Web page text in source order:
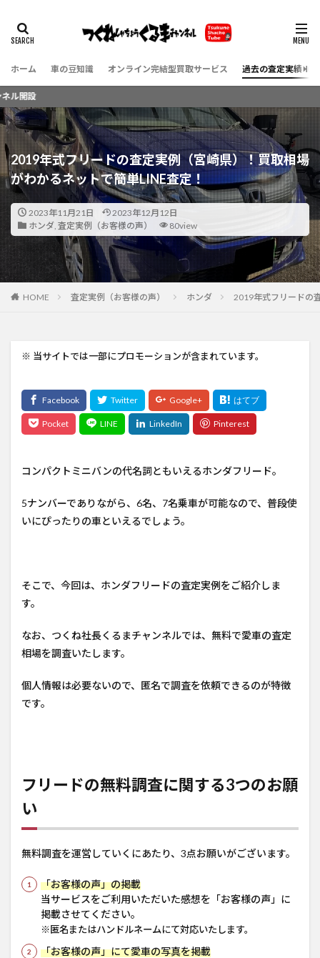
ホーム 車の豆知識 オンライン完結型買取サービス 過去の査定実績（
2019年式フリードの査定実例（宮崎県）！買取相場
がわかるネットで簡単LINE査定！
2023年11月21日
2023年12月12日
ホンダ, 査定実例（お客様の声） 80view
HOME 査定実例（お客様の声） ホンダ 2019年式フリードの
※ 当サイトでは一部にプロモーションが含まれています。
コンパクトミニバンの代名詞ともいえるホンダフリード。
5ナンバーでありながら、6名、7名乗車が可能なので、普段使
いにぴったりの車といえるでしょう。
そこで、今回は、ホンダフリードの査定実例をご紹介しま
す。
なお、つくね社長くるまチャンネルでは、無料で愛車の査定
相場を調査いたします。
個人情報は必要ないので、匿名で調査を依頼できるのが特徴
です。
フリードの無料調査に関する3つのお願
い
無料調査を運営していくにあたり、3点お願いがございます。
「お客様の声」の掲載
当サービスをご利用いただいた感想を「お客様の声」に
掲載させてください。
※匿名またはハンドルネームにて対応いたします。
「お客様の声」にて愛車の写真を掲載